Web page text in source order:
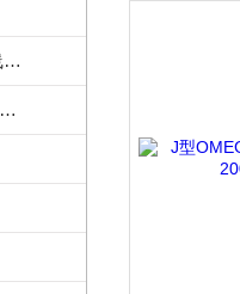
常用美国Omega热电偶线订做样式
中国台湾茂泰热电偶测温线|耐温260度